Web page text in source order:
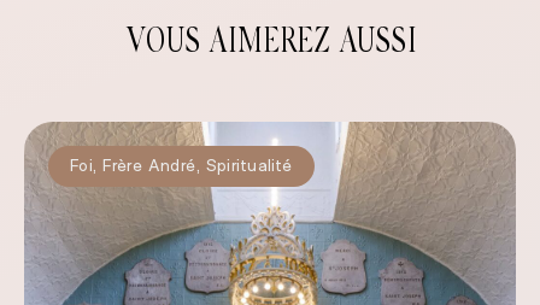
VOUS AIMEREZ AUSSI
Foi, Frère André, Spiritualité